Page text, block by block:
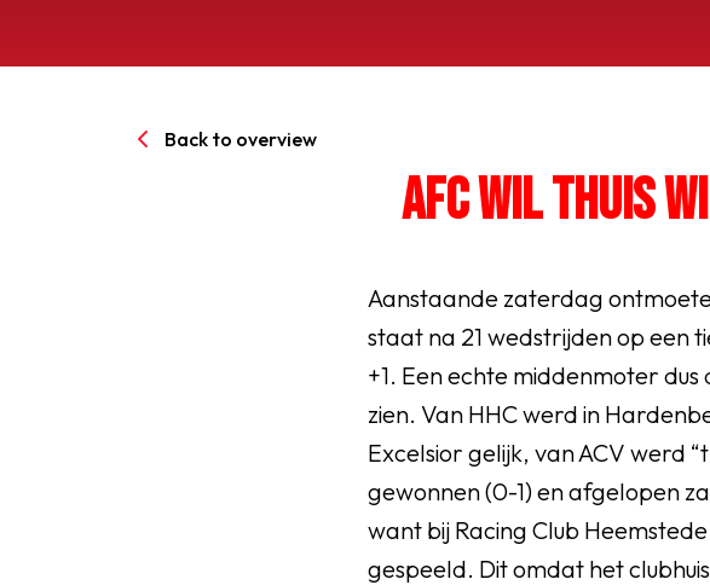
Teams
Jeugd
Nieuwsoverzicht
Sponsoring
SPORTPARK GOED GENOEG
Back to overview
AFC WIL THUIS
Aanstaande zaterdag
staat na 21 wedstrijden op een
+1. Een echte middenmoter
zien. Van HHC werd in
Excelsior gelijk, van ACV werd
gewonnen (0-1) en afgelopen
want bij Racing Club
gespeeld. Dit omdat het